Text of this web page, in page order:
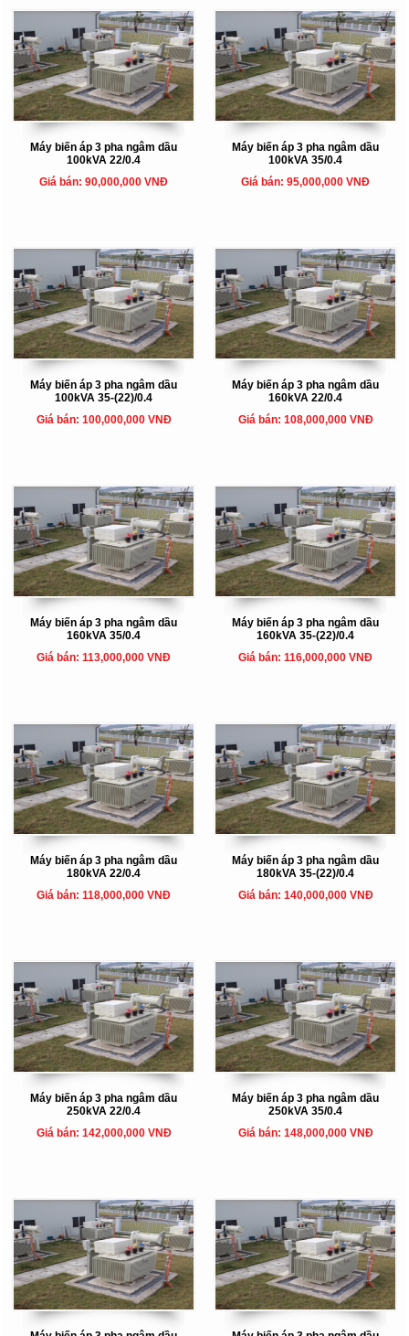
Máy biến áp 3 pha ngâm dầu
100kVA 22/0.4
Giá bán: 90,000,000 VNĐ
Máy biến áp 3 pha ngâm dầu
100kVA 35/0.4
Giá bán: 95,000,000 VNĐ
Máy biến áp 3 pha ngâm dầu
100kVA 35-(22)/0.4
Giá bán: 100,000,000 VNĐ
Máy biến áp 3 pha ngâm dầu
160kVA 22/0.4
Giá bán: 108,000,000 VNĐ
Máy biến áp 3 pha ngâm dầu
160kVA 35/0.4
Giá bán: 113,000,000 VNĐ
Máy biến áp 3 pha ngâm dầu
160kVA 35-(22)/0.4
Giá bán: 116,000,000 VNĐ
Máy biến áp 3 pha ngâm dầu
180kVA 22/0.4
Giá bán: 118,000,000 VNĐ
Máy biến áp 3 pha ngâm dầu
180kVA 35-(22)/0.4
Giá bán: 140,000,000 VNĐ
Máy biến áp 3 pha ngâm dầu
250kVA 22/0.4
Giá bán: 142,000,000 VNĐ
Máy biến áp 3 pha ngâm dầu
250kVA 35/0.4
Giá bán: 148,000,000 VNĐ